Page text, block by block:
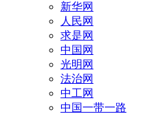
新华网
人民网
求是网
中国网
光明网
法治网
中工网
中国一带一路